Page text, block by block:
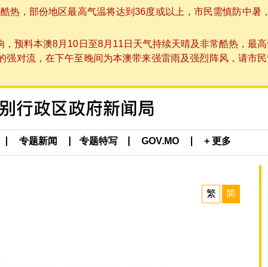
热，部份地区最高气温将达到36度或以上，市民需慎防中暑
预料本澳8月10日至8月11日天气持续天晴及非常酷热，最
对流，在下午至晚间为本澳带来强雷雨及强烈阵风，请市
专题新闻 专题特写 GOV.MO + 更多
繁 简